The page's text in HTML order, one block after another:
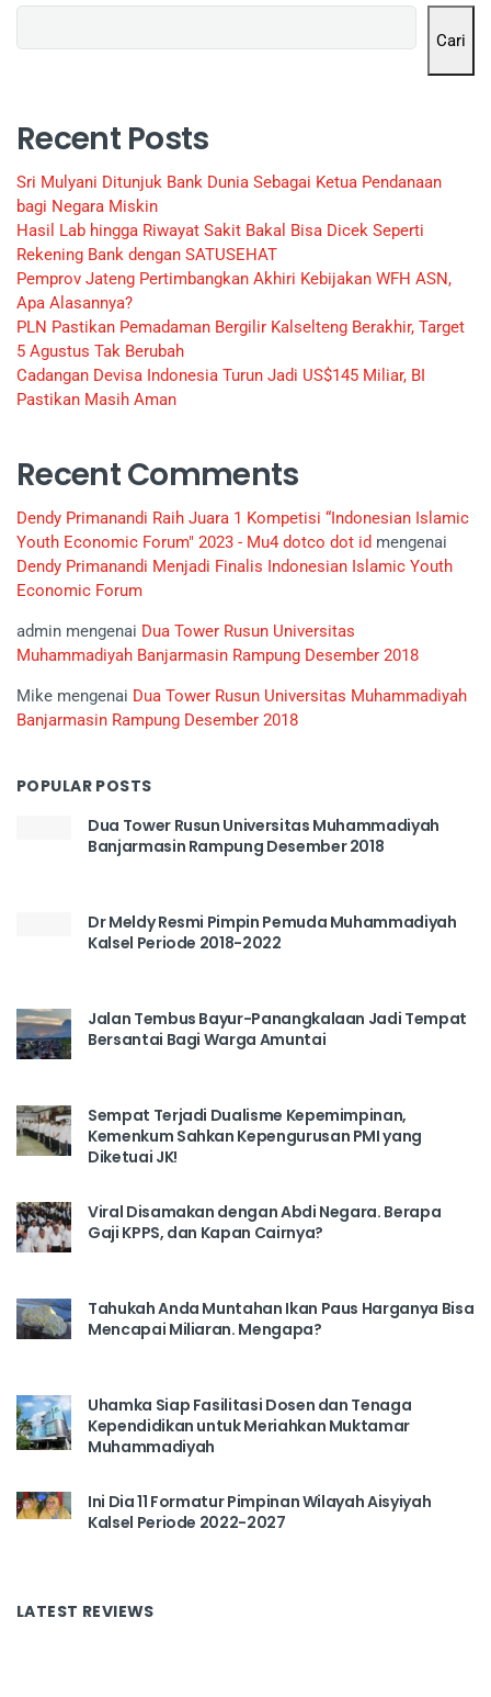
Cari
Recent Posts
Sri Mulyani Ditunjuk Bank Dunia Sebagai Ketua Pendanaan
bagi Negara Miskin
Hasil Lab hingga Riwayat Sakit Bakal Bisa Dicek Seperti
Rekening Bank dengan SATUSEHAT
Pemprov Jateng Pertimbangkan Akhiri Kebijakan WFH ASN,
Apa Alasannya?
PLN Pastikan Pemadaman Bergilir Kalselteng Berakhir, Target
5 Agustus Tak Berubah
Cadangan Devisa Indonesia Turun Jadi US$145 Miliar, BI
Pastikan Masih Aman
Recent Comments
Dendy Primanandi Raih Juara 1 Kompetisi “Indonesian Islamic
Youth Economic Forum" 2023 - Mu4 dotco dot id mengenai
Dendy Primanandi Menjadi Finalis Indonesian Islamic Youth
Economic Forum
admin mengenai Dua Tower Rusun Universitas
Muhammadiyah Banjarmasin Rampung Desember 2018
Mike mengenai Dua Tower Rusun Universitas Muhammadiyah
Banjarmasin Rampung Desember 2018
POPULAR POSTS
Dua Tower Rusun Universitas Muhammadiyah
Banjarmasin Rampung Desember 2018
Dr Meldy Resmi Pimpin Pemuda Muhammadiyah
Kalsel Periode 2018-2022
Jalan Tembus Bayur-Panangkalaan Jadi Tempat
Bersantai Bagi Warga Amuntai
Sempat Terjadi Dualisme Kepemimpinan,
Kemenkum Sahkan Kepengurusan PMI yang
Diketuai JK!
Viral Disamakan dengan Abdi Negara. Berapa
Gaji KPPS, dan Kapan Cairnya?
Tahukah Anda Muntahan Ikan Paus Harganya Bisa
Mencapai Miliaran. Mengapa?
Uhamka Siap Fasilitasi Dosen dan Tenaga
Kependidikan untuk Meriahkan Muktamar
Muhammadiyah
Ini Dia 11 Formatur Pimpinan Wilayah Aisyiyah
Kalsel Periode 2022-2027
LATEST REVIEWS